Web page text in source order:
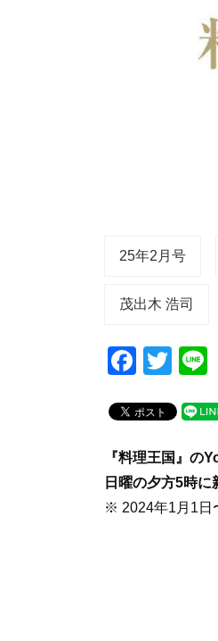
25年2月号
茂出木 浩司
F
c
e
b
o
T
tt
er
『料理王国』の
日曜の夕方5時
※ 2024年1月1日